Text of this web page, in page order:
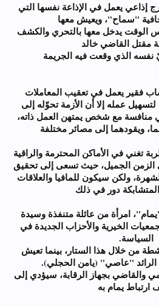
إذاعي يعمل في الإذاعة نفسها التي
"سماح"، ويعيش معها
يدخل معها بالتحري والكشف
مقتل القاضي خالد
نفسه الذي وقعت فيه الجريمة
فقير يعمل في تعقيب المعاملات
لتسهيل عمله إلا أن الأزمة تحوّله إلى
منافسة مع شخص يمتهن العمل ذاته،
ويقودهما إلى مصائر مختلفة
تغني في الأماكن المحترمة والراقية
الزمن الجميل، حيث تسعى إلى تحقيق
ولكن سيكون للمافيا والعلاقات
دور في ذلك
امرأة من عائلة متنفذة وسيدة
الخيرية والأحزاب الجديدة في
السياسة.
من خلال هذا الستار، بينما تعيش
"عاصي" (يامن الحجلي).
والقاضي بجهاز الرقابة، سيؤدي إلى
يمام به